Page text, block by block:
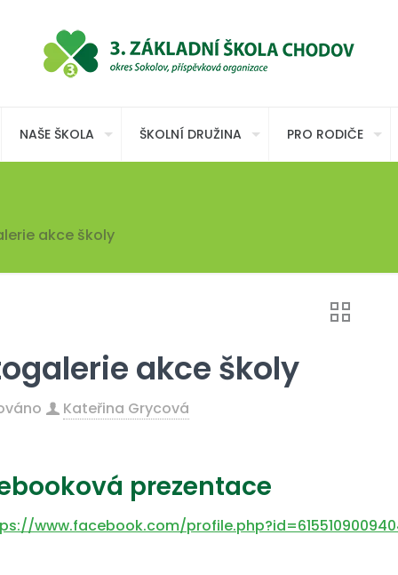
NAŠE ŠKOLA ŠKOLNÍ DRUŽINA PRO RODIČE
akce školy
akce školy
Kateřina Grycová
prezentace
www.facebook.com/